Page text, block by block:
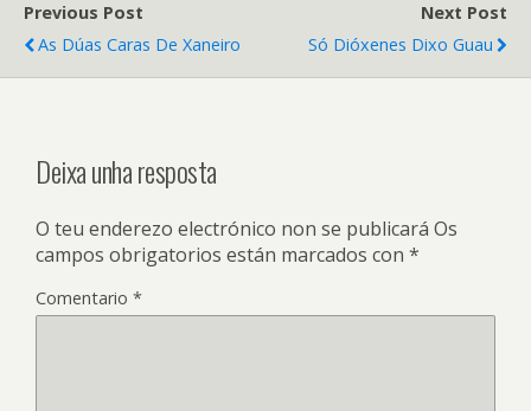
Previous Post
As Dúas Caras De Xaneiro
Next Post
Só Dióxenes Dixo Guau
Deixa unha resposta
O teu enderezo electrónico non se publicará Os
campos obrigatorios están marcados con *
Comentario *